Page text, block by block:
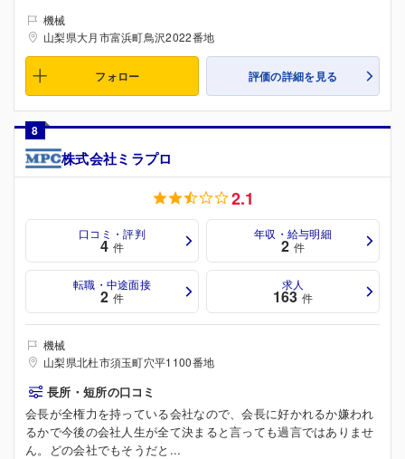
機械
山梨県大月市富浜町鳥沢2022番地
フォロー 評価の詳細を見る
8
株式会社ミラプロ
2.1
口コミ・評判
4 件
年収・給与明細
2 件
転職・中途面接
2 件
求人
163 件
機械
山梨県北杜市須玉町穴平1100番地
長所・短所の口コミ
会長が全権力を持っている会社なので、会長に好かれるか嫌われ
るかで今後の会社人生が全て決まると言っても過言ではありませ
ん。どの会社でもそうだと...